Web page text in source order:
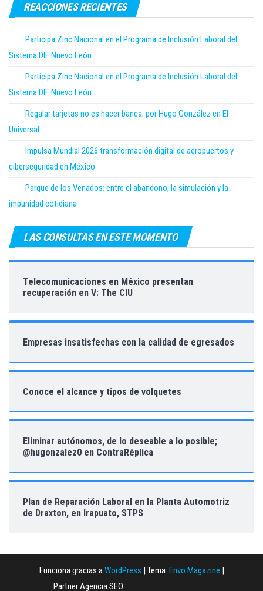
REACCIONES RECIENTES
Participa Zinc Nacional en el Programa de Inclusión Laboral del
Sistema DIF Nuevo León
Participa Zinc Nacional en el Programa de Inclusión Laboral del
Sistema DIF Nuevo León
Regalar tarjetas no es hacer banca; por Hugo González en El
Universal
Impulsa Mundial 2026 transformación digital de aeropuertos y
ciberseguridad en México
Parque de los Venados: entre el abandono, la simulación y la
impunidad cotidiana
LAS CONSULTAS EN ESTE MOMENTO
Telecomunicaciones en México presentan
recuperación en V: The CIU
Empresas insatisfechas con la calidad de egresados
Conoce el alcance y tipos de volquetes
Eliminar autónomos, de lo deseable a lo posible;
@hugonzalez0 en ContraRéplica
Plan de Reparación Laboral en la Planta Automotriz
de Draxton, en Irapuato, STPS
Funciona gracias aWordPress Tema: Envo Magazine
Partner Agencia SEO